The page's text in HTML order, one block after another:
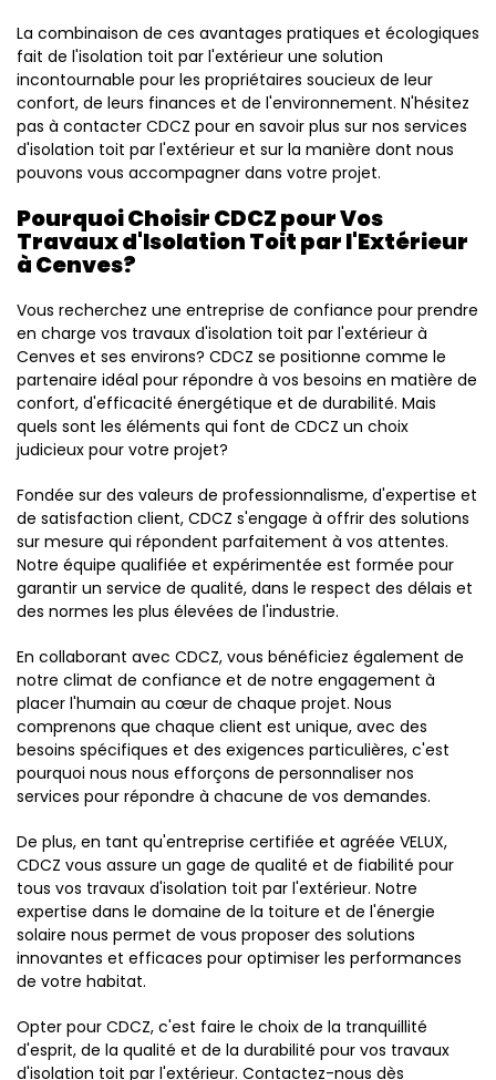
La combinaison de ces avantages pratiques et écologiques
fait de l'isolation toit par l'extérieur une solution
incontournable pour les propriétaires soucieux de leur
confort, de leurs finances et de l'environnement. N'hésitez
pas à contacter CDCZ pour en savoir plus sur nos services
d'isolation toit par l'extérieur et sur la manière dont nous
pouvons vous accompagner dans votre projet.
Pourquoi Choisir CDCZ pour Vos
Travaux d'Isolation Toit par l'Extérieur
à Cenves?
Vous recherchez une entreprise de confiance pour prendre
en charge vos travaux d'isolation toit par l'extérieur à
Cenves et ses environs? CDCZ se positionne comme le
partenaire idéal pour répondre à vos besoins en matière de
confort, d'efficacité énergétique et de durabilité. Mais
quels sont les éléments qui font de CDCZ un choix
judicieux pour votre projet?
Fondée sur des valeurs de professionnalisme, d'expertise et
de satisfaction client, CDCZ s'engage à offrir des solutions
sur mesure qui répondent parfaitement à vos attentes.
Notre équipe qualifiée et expérimentée est formée pour
garantir un service de qualité, dans le respect des délais et
des normes les plus élevées de l'industrie.
En collaborant avec CDCZ, vous bénéficiez également de
notre climat de confiance et de notre engagement à
placer l'humain au cœur de chaque projet. Nous
comprenons que chaque client est unique, avec des
besoins spécifiques et des exigences particulières, c'est
pourquoi nous nous efforçons de personnaliser nos
services pour répondre à chacune de vos demandes.
De plus, en tant qu'entreprise certifiée et agréée VELUX,
CDCZ vous assure un gage de qualité et de fiabilité pour
tous vos travaux d'isolation toit par l'extérieur. Notre
expertise dans le domaine de la toiture et de l'énergie
solaire nous permet de vous proposer des solutions
innovantes et efficaces pour optimiser les performances
de votre habitat.
Opter pour CDCZ, c'est faire le choix de la tranquillité
d'esprit, de la qualité et de la durabilité pour vos travaux
d'isolation toit par l'extérieur. Contactez-nous dès